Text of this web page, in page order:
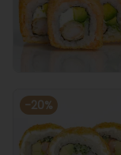
-20%